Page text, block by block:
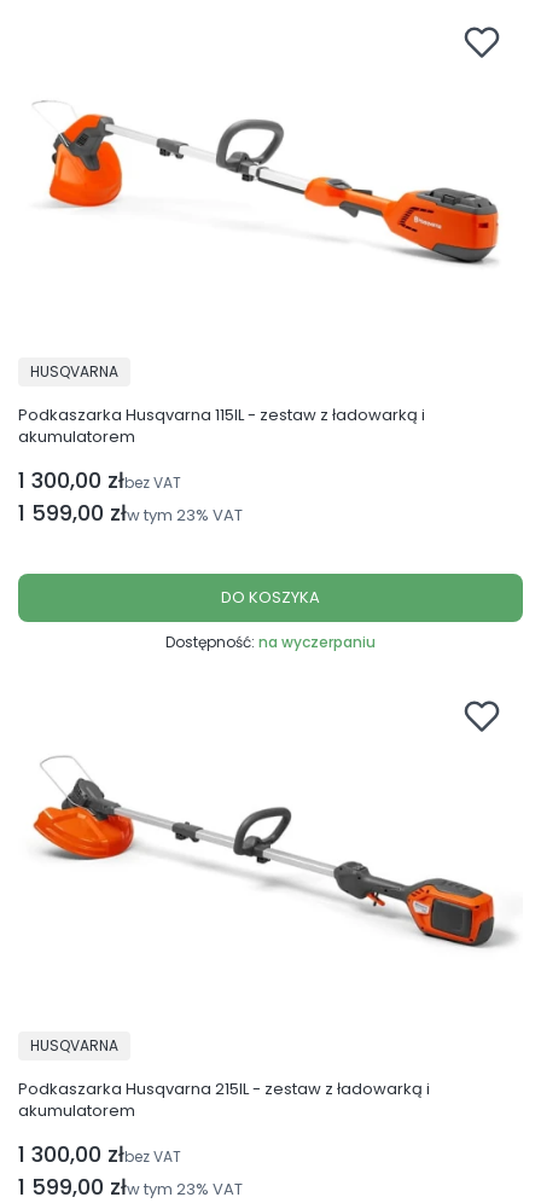
Podkaszarka Husqvarna 115IL - zestaw z ładowarką i
akumulatorem
PRODUCENT
HUSQVARNA
Cena brutto
1 599,00 złw tym 23% VAT
Cena netto
1 300,00 złbez VAT
DO KOSZYKA
Dostępność: na wyczerpaniu
Podkaszarka Husqvarna 215IL - zestaw z ładowarką i
akumulatorem
PRODUCENT
HUSQVARNA
Cena brutto
1 599,00 złw tym 23% VAT
Cena netto
1 300,00 złbez VAT